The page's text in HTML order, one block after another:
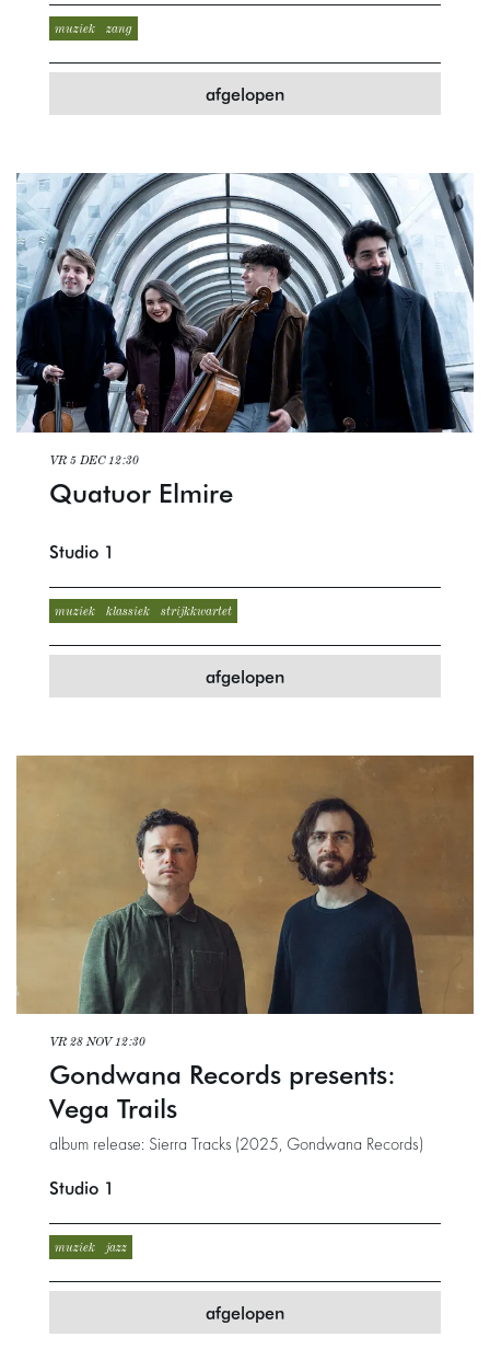
muziek zang
afgelopen
Quatuor Elmire
VR 5 DEC12:30
Studio 1
muziek klassiek strijkkwartet
afgelopen
Gondwana Records presents:
Vega Trails
album release: Sierra Tracks (2025, Gondwana Records)
VR 28 NOV 12:30
Studio 1
muziek jazz
afgelopen